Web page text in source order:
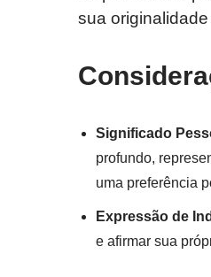
sua
Significado
profundo,
uma preferência
Expressão de
e afirmar sua